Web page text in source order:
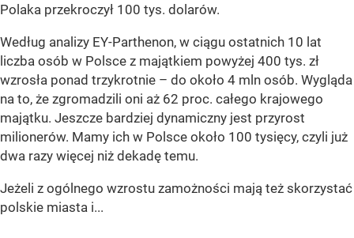
Polaka przekroczył 100 tys. dolarów.
Według analizy EY-Parthenon, w ciągu ostatnich 10 lat
liczba osób w Polsce z majątkiem powyżej 400 tys. zł
wzrosła ponad trzykrotnie – do około 4 mln osób. Wygląda
na to, że zgromadzili oni aż 62 proc. całego krajowego
majątku. Jeszcze bardziej dynamiczny jest przyrost
milionerów. Mamy ich w Polsce około 100 tysięcy, czyli już
dwa razy więcej niż dekadę temu.
Jeżeli z ogólnego wzrostu zamożności mają też skorzystać
polskie miasta i...